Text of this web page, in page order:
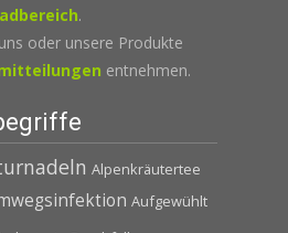
.
oder unsere Produkte
entnehmen.
Alpenkräutertee
Aufgewühlt